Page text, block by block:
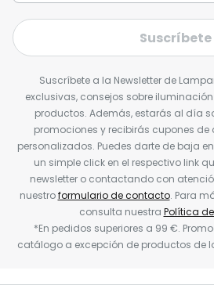
Suscríbete
Suscríbete a la Newsletter de
exclusivas, consejos sobre
productos. Además, estarás al día
promociones y recibirás cupones de
personalizados. Puedes darte de baja
un simple click en el respectivo link
newsletter o contactando con
nuestroformulario de contacto. Para
consulta nuestra Política
*En pedidos superiores a 99 €.
catálogo a excepción de productos de